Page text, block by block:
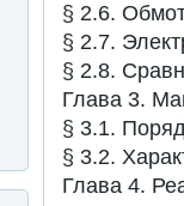
§ 2.6.
§ 2.7.
§ 2.8.
Глава 3.
§ 3.1.
§ 3.2.
Глава 4.